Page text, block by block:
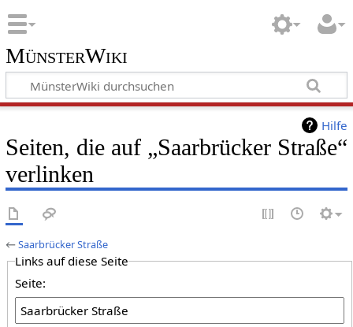
MünsterWiki
Hilfe
Seiten, die auf „Saarbrücker Straße“
verlinken
←Saarbrücker Straße
Links auf diese Seite
Seite: